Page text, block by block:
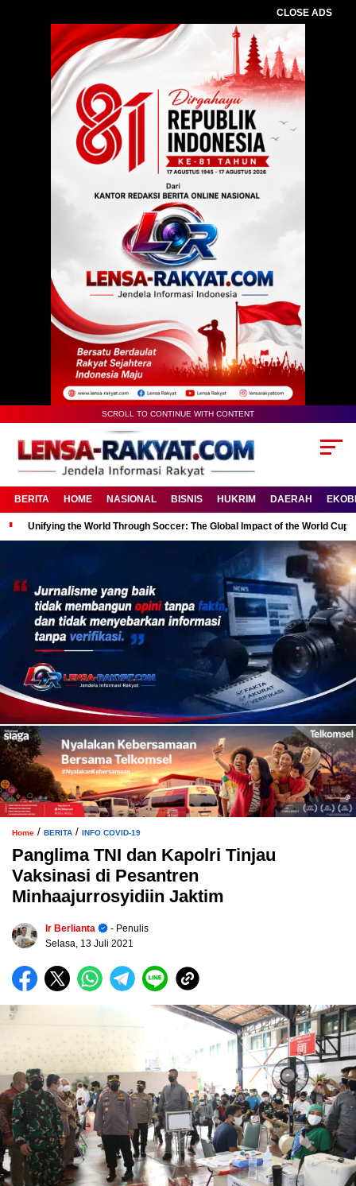
CLOSE ADS
SCROLL TO CONTINUE WITH CONTENT
BERITA HOME NASIONAL BISNIS HUKRIM DAERAH
Unifying the World Through Soccer: The Global Impact of the World Cup
Home / BERITA / INFO COVID-19
Panglima TNI dan Kapolri Tinjau
Vaksinasi di Pesantren
Minhaajurrosyidiin Jaktim
Ir Berlianta
- Penulis
Selasa, 13 Juli 2021